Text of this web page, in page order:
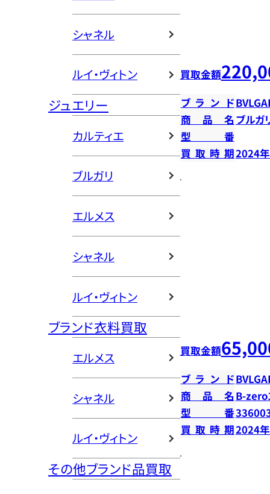
シャネル
ルイ・ヴィトン
ジュエリー
カルティエ
ブルガリ
エルメス
シャネル
ルイ・ヴィトン
ブランド衣料買取
エルメス
シャネル
ルイ・ヴィトン
その他ブランド品買取
買取金額
ブランド
商品名 ブルガ
型番
買取時期2024
買取金額
ブランド
商品名 B-
型番
買取時期2024